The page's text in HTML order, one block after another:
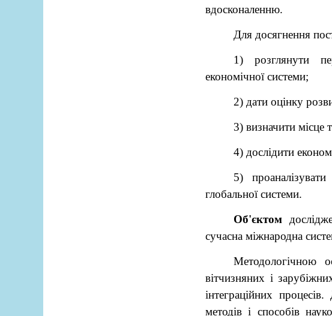
вдосконаленню.
Для досягнення
1) розглянути
економічної системи;
2) дати оцінку
3) визначити місце
4) дослідити
5)
глобальної системи.
Об'єктом
сучасна міжнародна
Методологічною
вітчизняних і
інтеграційних
методів і способів